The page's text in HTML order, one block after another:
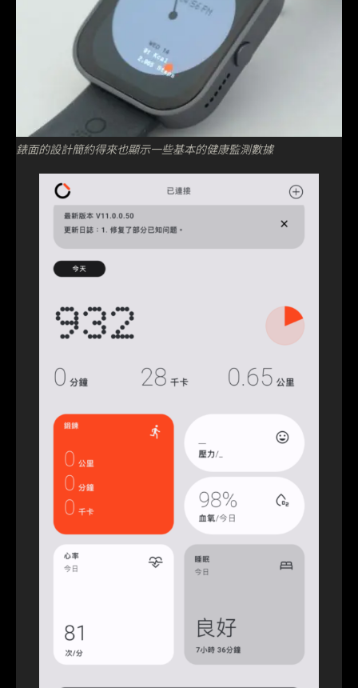
錶面的設計簡約得來也顯示一些基本的健康監測數據